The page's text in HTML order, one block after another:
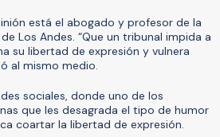
está el abogado y profesor de la
Los Andes. “Que un tribunal impida a
su libertad de expresión y vulnera
al mismo medio.
sociales, donde uno de los
que les desagrada el tipo de humor
coartar la libertad de expresión.